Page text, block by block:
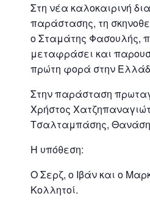
Στη νέα καλοκαιρινή
παράστασης, τη
ο Σταμάτης Φασουλής,
μεταφράσει και
πρώτη φορά στην
Στην παράσταση
Χρήστος
Τσαλταμπάσης,
Η υπόθεση:
Ο Σερζ, ο Ιβάν και ο
Κολλητοί.